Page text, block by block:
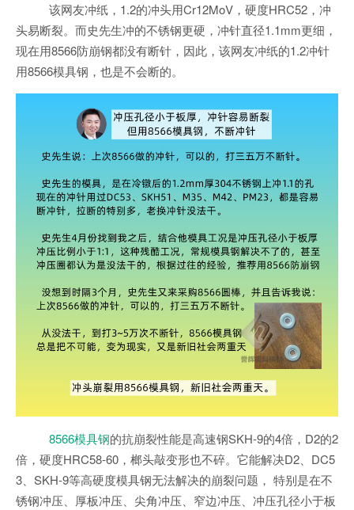
该网友冲纸，1.2的冲头用Cr12MoV，硬度HRC52，冲
头易断裂。而史先生冲的不锈钢更硬，冲针直径1.1mm更细，
现在用8566防崩钢都没有断针，因此，该网友冲纸的1.2冲针
用8566模具钢，也是不会断的。
8566模具钢的抗崩裂性能是高速钢SKH-9的4倍，D2的2
倍，硬度HRC58-60，榔头敲变形也不碎。它能解决D2、DC5
3、SKH-9等高硬度模具钢无法解决的崩裂问题， 特别是在不
锈钢冲压、厚板冲压、尖角冲压、窄边冲压、冲压孔径小于板